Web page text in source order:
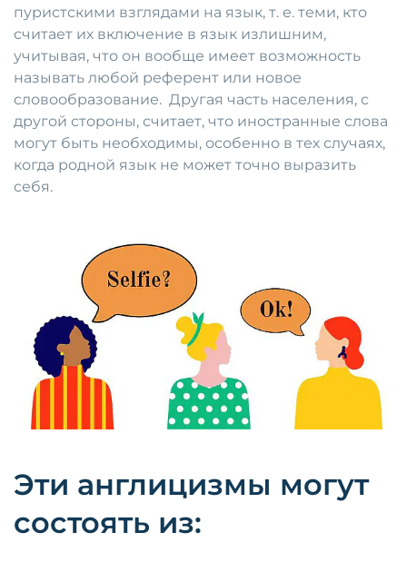
пуристскими взглядами на язык, т. е. теми, кто
считает их включение в язык излишним,
учитывая, что он вообще имеет возможность
называть любой референт или новое
словообразование. Другая часть населения, с
другой стороны, считает, что иностранные слова
могут быть необходимы, особенно в тех случаях,
когда родной язык не может точно выразить
себя.
Эти англицизмы могут
состоять из: